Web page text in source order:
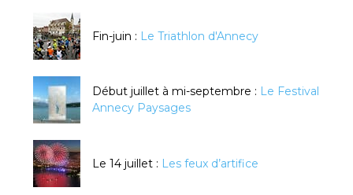
Fin-juin : Le Triathlon d'Annecy
Début juillet à mi-septembre : Le Festival
Annecy Paysages
Le 14 juillet : Les feux d’artifice